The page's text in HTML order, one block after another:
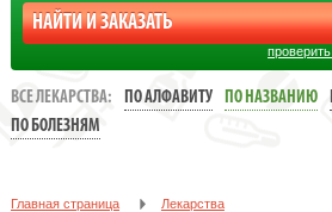
ВСЕ ЛЕКАРСТВА: ПО АЛФАВИТУ ПО НАЗВАНИЮ
ПО БОЛЕЗНЯМ
Главная страница Лекарства